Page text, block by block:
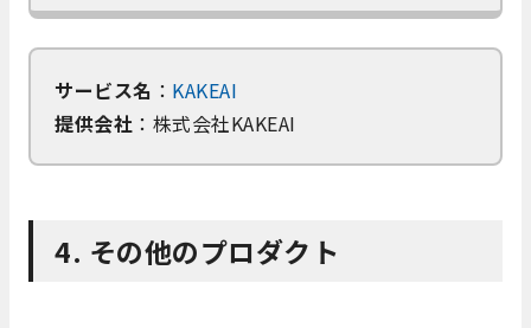
サービス名 ： KAKEAI
提供会社 ：株式会社KAKEAI
4. その他のプロダクト